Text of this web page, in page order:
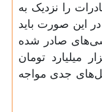
را نزدیک به
در این صورت باید
صادر شده
میلیارد تومان
جدی مواجه